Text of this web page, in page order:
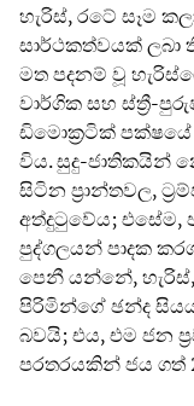
හැරිස්, රටේ සෑම
සාර්ථකත්වයක් ලබා
මත පදනම් වූ
වාර්ගික සහ ස්ත්‍රී-
ඩිමොක්‍රටික්
විය. සුදු-ජාතිකයින්
සිටින ප්‍රාන්තවල,
අත්දුටුවේය; එසේම,
පුද්ගලයන් පාදක
පෙනී යන්නේ,
පිරිමින්ගේ ඡන්ද
බවයි; එය, එම ජන
පරතරයකින් ජය ගත්